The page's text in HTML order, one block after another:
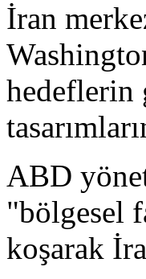
İran
hedeflerin
ABD
"bölgesel
koşarak